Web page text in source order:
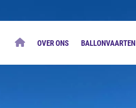
OVER ONS BALLONVAARTEN